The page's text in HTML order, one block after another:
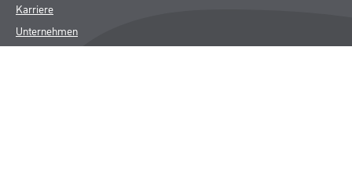
Karriere
Unternehmen